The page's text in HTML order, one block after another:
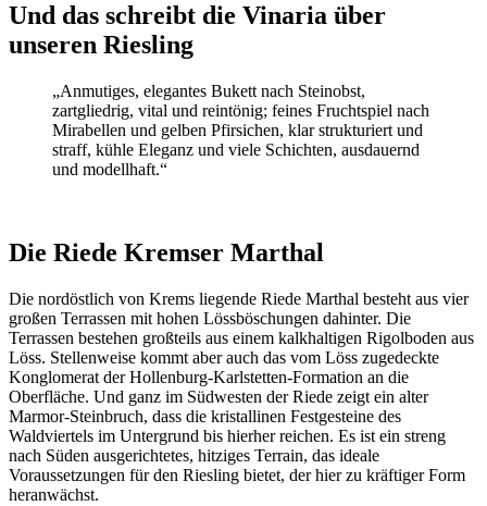
Und das schreibt die Vinaria über
unseren Riesling
„Anmutiges, elegantes Bukett nach Steinobst,
zartgliedrig, vital und reintönig; feines Fruchtspiel nach
Mirabellen und gelben Pfirsichen, klar strukturiert und
straff, kühle Eleganz und viele Schichten, ausdauernd
und modellhaft.“
Die Riede Kremser Marthal
Die nordöstlich von Krems liegende Riede Marthal besteht aus vier
großen Terrassen mit hohen Lössböschungen dahinter. Die
Terrassen bestehen großteils aus einem kalkhaltigen Rigolboden aus
Löss. Stellenweise kommt aber auch das vom Löss zugedeckte
Konglomerat der Hollenburg-Karlstetten-Formation an die
Oberfläche. Und ganz im Südwesten der Riede zeigt ein alter
Marmor-Steinbruch, dass die kristallinen Festgesteine des
Waldviertels im Untergrund bis hierher reichen. Es ist ein streng
nach Süden ausgerichtetes, hitziges Terrain, das ideale
Voraussetzungen für den Riesling bietet, der hier zu kräftiger Form
heranwächst.